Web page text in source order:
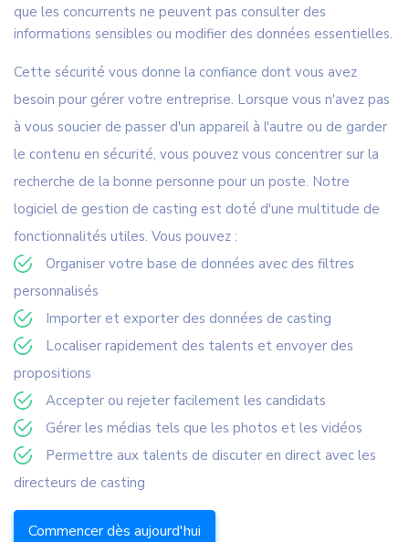
que les concurrents ne peuvent pas consulter des
informations sensibles ou modifier des données essentielles.
Cette sécurité vous donne la confiance dont vous avez
besoin pour gérer votre entreprise. Lorsque vous n'avez pas
à vous soucier de passer d'un appareil à l'autre ou de garder
le contenu en sécurité, vous pouvez vous concentrer sur la
recherche de la bonne personne pour un poste. Notre
logiciel de gestion de casting est doté d'une multitude de
fonctionnalités utiles. Vous pouvez :
Organiser votre base de données avec des filtres
personnalisés
Importer et exporter des données de casting
Localiser rapidement des talents et envoyer des
propositions
Accepter ou rejeter facilement les candidats
Gérer les médias tels que les photos et les vidéos
Permettre aux talents de discuter en direct avec les
directeurs de casting
Commencer dès aujourd'hui